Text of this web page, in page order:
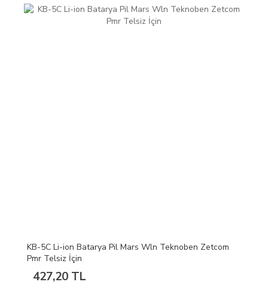
KB-5C Li-ion Batarya Pil Mars Wln Teknoben Zetcom
Pmr Telsiz İçin
427,20 TL